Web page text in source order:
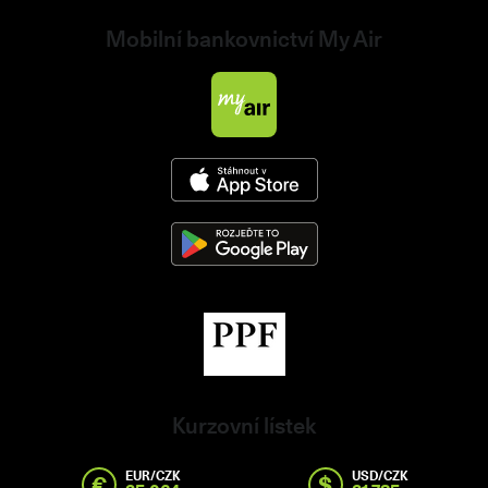
Mobilní bankovnictví My Air
Kurzovní lístek
EUR/CZK USD/CZK